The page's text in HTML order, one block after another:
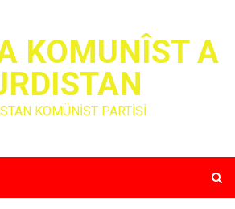
KOMUNÎST A
KOMÜNİST PARTİSİ